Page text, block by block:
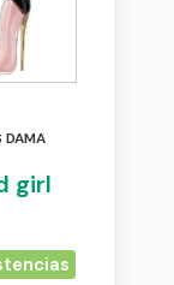
DAMA
girl